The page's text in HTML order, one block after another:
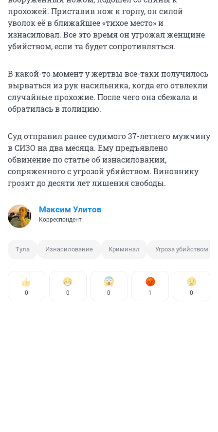
прохожей. Приставив нож к горлу, он силой
уволок её в ближайшее «тихое место» и
изнасиловал. Все это время он угрожал женщине
убийством, если та будет сопротивляться.
В какой-то момент у жертвы все-таки получилось
вырваться из рук насильника, когда его отвлекли
случайные прохожие. После чего она сбежала и
обратилась в полицию.
Суд отправил ранее судимого 37-летнего мужчину
в СИЗО на два месяца. Ему предъявлено
обвинение по статье об изнасиловании,
сопряженного с угрозой убийством. Виновнику
грозит до десяти лет лишения свободы.
Максим Улитов
Корреспондент
Тула Изнасилование Криминал Угроза убийством
0 0 0 1 0